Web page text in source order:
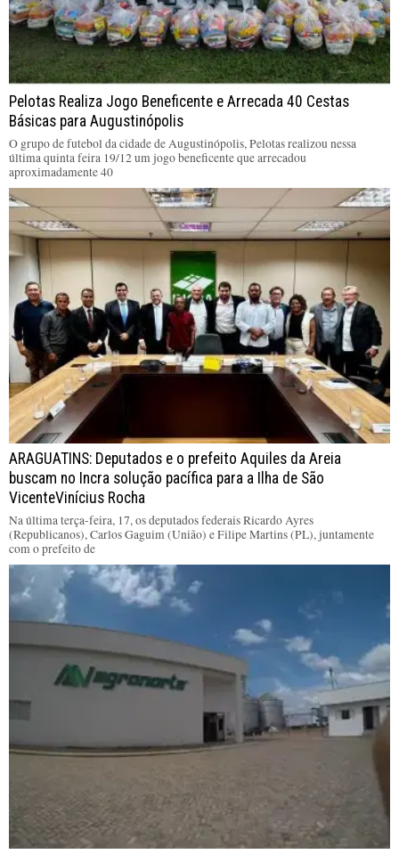
Pelotas Realiza Jogo Beneficente e Arrecada 40 Cestas
Básicas para Augustinópolis
O grupo de futebol da cidade de Augustinópolis, Pelotas realizou nessa
última quinta feira 19/12 um jogo beneficente que arrecadou
aproximadamente 40
ARAGUATINS: Deputados e o prefeito Aquiles da Areia
buscam no Incra solução pacífica para a Ilha de São
VicenteVinícius Rocha
Na última terça-feira, 17, os deputados federais Ricardo Ayres
(Republicanos), Carlos Gaguim (União) e Filipe Martins (PL), juntamente
com o prefeito de